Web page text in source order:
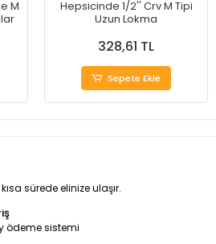
M
Hepsicinde 1/2'' Crv M Tipi
Uzun Lokma
328,61 TL
Sepete Ekle
sürede elinize ulaşır.
ödeme sistemi